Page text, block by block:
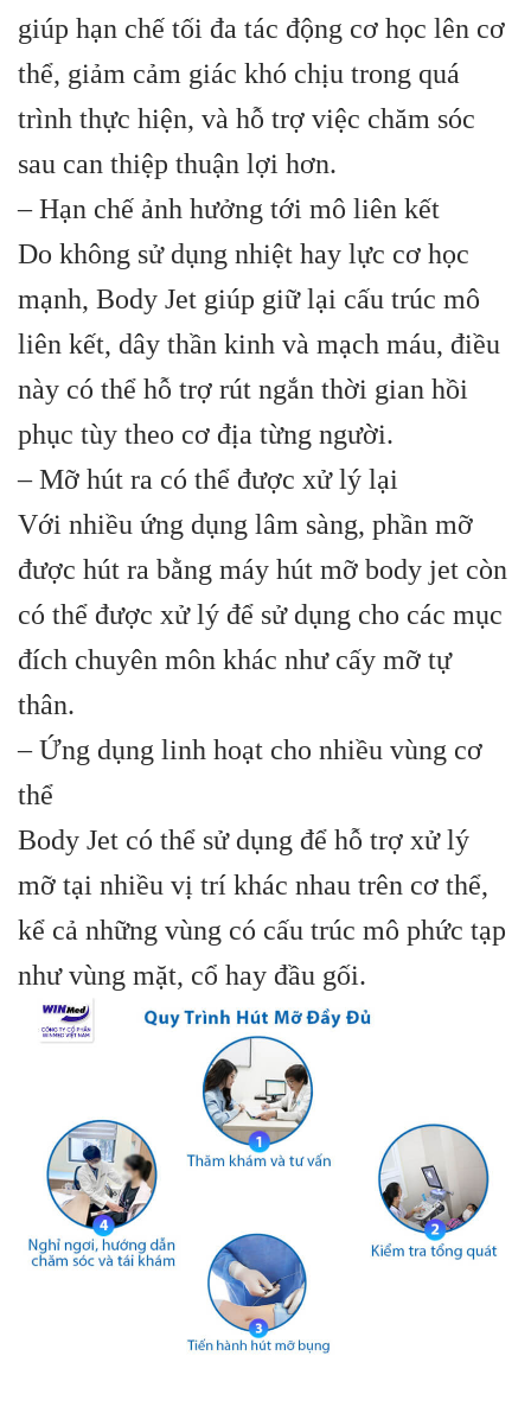
giúp hạn chế tối đa tác động cơ học lên cơ
thể, giảm cảm giác khó chịu trong quá
trình thực hiện, và hỗ trợ việc chăm sóc
sau can thiệp thuận lợi hơn.
– Hạn chế ảnh hưởng tới mô liên kết
Do không sử dụng nhiệt hay lực cơ học
mạnh, Body Jet giúp giữ lại cấu trúc mô
liên kết, dây thần kinh và mạch máu, điều
này có thể hỗ trợ rút ngắn thời gian hồi
phục tùy theo cơ địa từng người.
– Mỡ hút ra có thể được xử lý lại
Với nhiều ứng dụng lâm sàng, phần mỡ
được hút ra bằng máy hút mỡ body jet còn
có thể được xử lý để sử dụng cho các mục
đích chuyên môn khác như cấy mỡ tự
thân.
– Ứng dụng linh hoạt cho nhiều vùng cơ
thể
Body Jet có thể sử dụng để hỗ trợ xử lý
mỡ tại nhiều vị trí khác nhau trên cơ thể,
kể cả những vùng có cấu trúc mô phức tạp
như vùng mặt, cổ hay đầu gối.